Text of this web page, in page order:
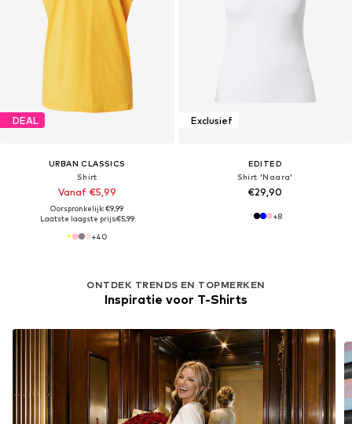
DEAL
URBAN CLASSICS
Shirt
Vanaf €5,99
Oorspronkelijk: €9,99
Laatste laagste prijs:€5,99
+40
Exclusief
EDITED
Shirt 'Naara'
€29,90
+8
ONTDEK TRENDS EN TOPMERKEN
Inspiratie voor T-Shirts